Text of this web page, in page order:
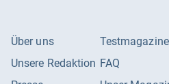
Über uns
Unsere Redaktion
Testmagazine
FAQ